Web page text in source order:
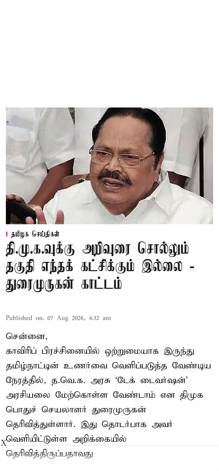
தமிழக செய்திகள்
தி.மு.க.வுக்கு அறிவுரை சொல்லும்
தகுதி எந்தக் கட்சிக்கும் இல்லை -
துரைமுருகன் காட்டம்
Published on: 07 Aug 2026, 4:32 am
சென்னை,
காவிரிப் பிரச்சினையில் ஒற்றுமையாக இருந்து
தமிழ்நாட்டின் உணர்வை வெளிப்படுத்த வேண்டிய
நேரத்தில், த.வெ.க. அரசு ‘டேக் டைவர்ஷன்’
அரசியலை மேற்கொள்ள வேண்டாம் என திமுக
பொதுச் செயலாளர் துரைமுருகன்
தெரிவித்துள்ளார். இது தொடர்பாக அவர்
வெளியிட்டுள்ள அறிக்கையில்
தெரிவித்திருப்பதாவது
X